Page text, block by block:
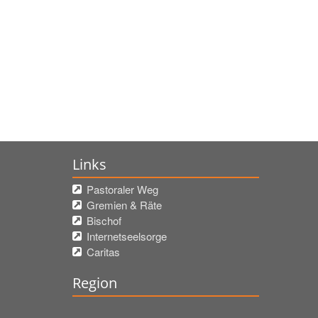
Links
Pastoraler Weg
Gremien & Räte
Bischof
Internetseelsorge
Caritas
Region